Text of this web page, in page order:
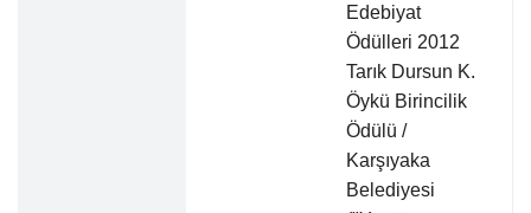
Edebiyat
Ödülleri 2012
Tarık Dursun K.
Öykü Birincilik
Ödülü /
Karşıyaka
Belediyesi